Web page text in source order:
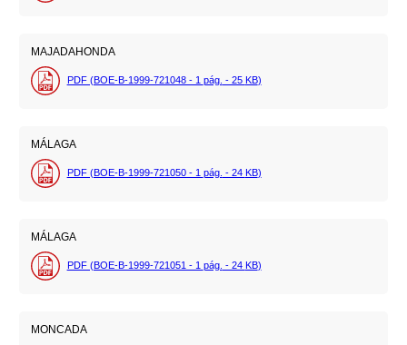
MAJADAHONDA
PDF (BOE-B-1999-721048 - 1 pág. - 25 KB)
MÁLAGA
PDF (BOE-B-1999-721050 - 1 pág. - 24 KB)
MÁLAGA
PDF (BOE-B-1999-721051 - 1 pág. - 24 KB)
MONCADA